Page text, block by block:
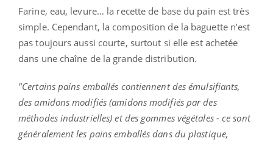
Farine, eau, levure… la recette de base du pain est très
simple. Cependant, la composition de la baguette n’est
pas toujours aussi courte, surtout si elle est achetée
dans une chaîne de la grande distribution.
"Certains pains emballés contiennent des émulsifiants,
des amidons modifiés (amidons modifiés par des
méthodes industrielles) et des gommes végétales - ce sont
généralement les pains emballés dans du plastique,